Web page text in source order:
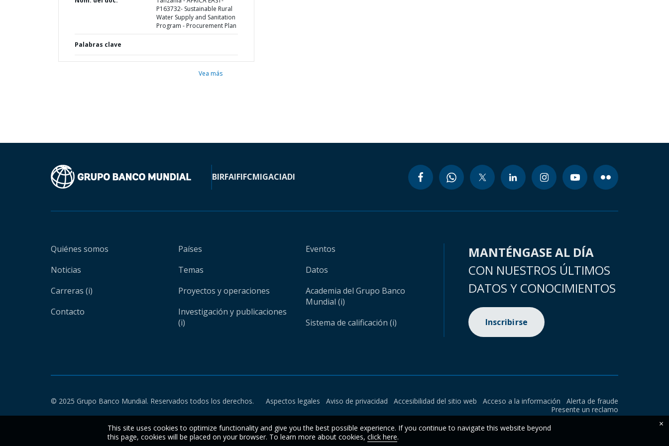
P163732- Sustainable Rural
Water Supply and Sanitation
Program - Procurement Plan
Palabras clave
Vea más
BIRFAIFIFCMIGACIADI
Quiénes somos
Noticias
Carreras (i)
Contacto
Países
Temas
Proyectos y operaciones
Investigación y publicaciones
(i)
Eventos
Datos
Academia del Grupo Banco
Mundial (i)
Sistema de calificación (i)
MANTÉNGASE AL DÍA
CON NUESTROS ÚLTIMOS
DATOS Y CONOCIMIENTOS
Inscribirse
© 2025 Grupo Banco Mundial. Reservados todos los derechos. Aspectos legales Aviso de privacidad Accesibilidad del sitio web Acceso a la información
Alerta de fraude
Presente un reclamo
This site uses cookies to optimize functionality and give you the best possible experience. If you continue to navigate this website beyond
this page, cookies will be placed on your browser. To learn more about cookies, click here.
×